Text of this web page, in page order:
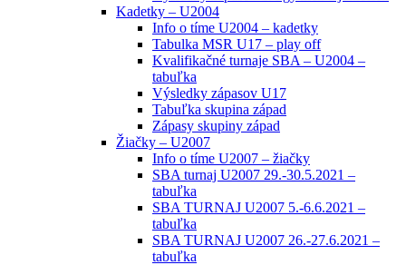
Kadetky – U2004
Info o tíme U2004 – kadetky
Tabulka MSR U17 – play off
Kvalifikačné turnaje SBA – U2004 –
tabuľka
Výsledky zápasov U17
Tabuľka skupina západ
Zápasy skupiny západ
Žiačky – U2007
Info o tíme U2007 – žiačky
SBA turnaj U2007 29.-30.5.2021 –
tabuľka
SBA TURNAJ U2007 5.-6.6.2021 –
tabuľka
SBA TURNAJ U2007 26.-27.6.2021 –
tabuľka